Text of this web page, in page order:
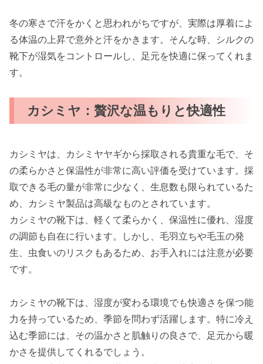
冬の寒さで汗をかくと思われがちですが、実際は厚着によ
る体温の上昇で意外と汗をかきます。そんな時、シルクの
靴下が湿気をコントロールし、足元を快適に保ってくれま
す。
カシミヤ：贅沢な温もりと快適性
カシミヤは、カシミヤヤギから採取される貴重な毛で、そ
の柔らかさと保温性が非常に高い評価を受けています。採
取できる毛の量が非常に少なく、生息数も限られているた
め、カシミヤ製品は高級なものとされています。
カシミヤの靴下は、軽くて柔らかく、保温性に優れ、湿度
の調節も自在に行います。しかし、毛羽立ちや毛玉の発
生、虫食いのリスクもあるため、お手入れには注意が必要
です。
カシミヤの靴下は、湿度が変わる環境でも快適さを保つ能
力を持っているため、季節を問わず活躍します。特に冷え
込む季節には、その温かさと肌触りの良さで、足元から暖
かさを提供してくれるでしょう。